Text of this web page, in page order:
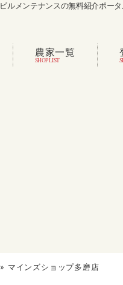
ルメンテナンスの無料紹介ポー
農家一覧
» マインズショップ多磨店